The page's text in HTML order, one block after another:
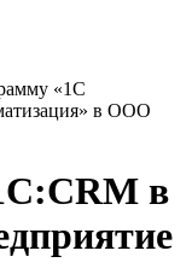
«1С
в ООО
в